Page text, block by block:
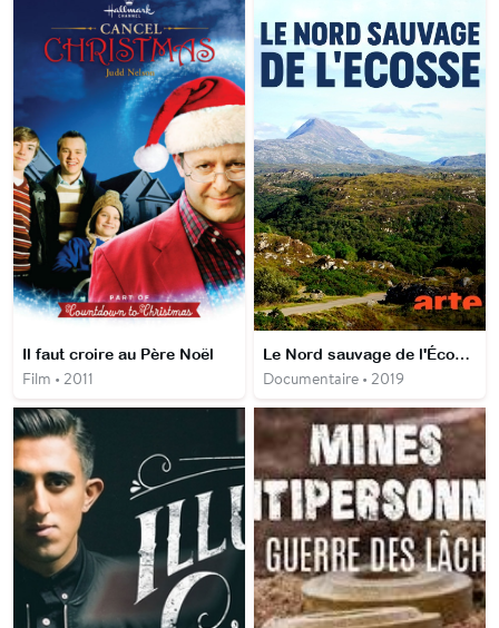
Il faut croire au Père Noël
Film • 2011
Le Nord sauvage de l'Écosse
Documentaire • 2019